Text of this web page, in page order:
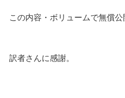
この内容・ボリュームで無償公
訳者さんに感謝。